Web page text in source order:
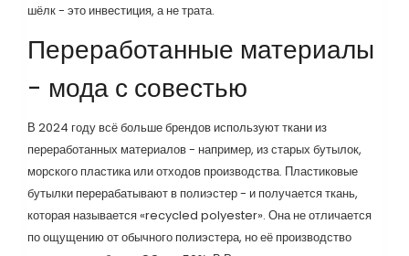
шёлк - это инвестиция, а не трата.
Переработанные материалы
- мода с совестью
В 2024 году всё больше брендов используют ткани из
переработанных материалов - например, из старых бутылок,
морского пластика или отходов производства. Пластиковые
бутылки перерабатывают в полиэстер - и получается ткань,
которая называется «recycled polyester». Она не отличается
по ощущению от обычного полиэстера, но её производство